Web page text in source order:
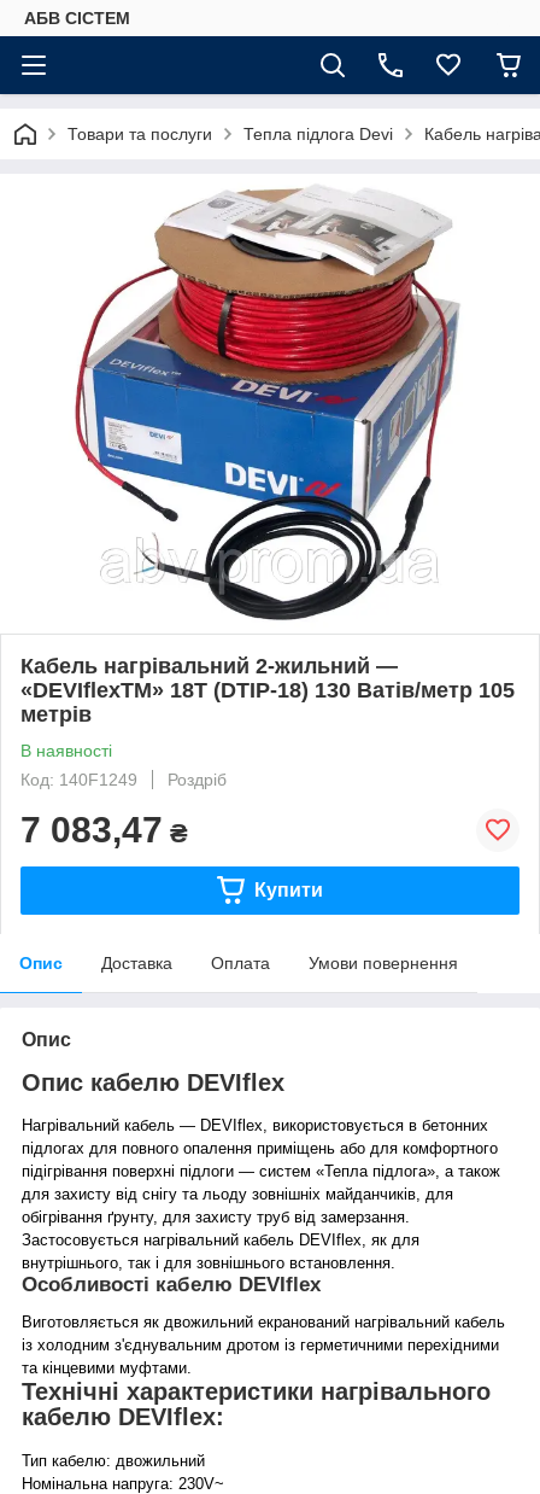
АБВ СІСТЕМ
Товари та послуги Тепла підлога Devi Кабель
Кабель нагрівальний 2-жильний —
«DEVIflexTM» 18T (DTIP-18) 130 Ватів/метр 105
метрів
В наявності
Код: 140F1249
Роздріб
7 083,47 ₴
Купити
Опис Доставка Оплата Умови повернення
Опис
Опис кабелю DEVIflex
Нагрівальний кабель — DEVIflex, використовується в бетонних
підлогах для повного опалення приміщень або для комфортного
підігрівання поверхні підлоги — систем «Тепла підлога», а також
для захисту від снігу та льоду зовнішніх майданчиків, для
обігрівання ґрунту, для захисту труб від замерзання.
Застосовується нагрівальний кабель DEVIflex, як для
внутрішнього, так і для зовнішнього встановлення.
Особливості кабелю DEVIflex
Виготовляється як двожильний екранований нагрівальний кабель
із холодним з'єднувальним дротом із герметичними перехідними
та кінцевими муфтами.
Технічні характеристики нагрівального
кабелю DEVIflex:
Тип кабелю: двожильний
Номінальна напруга: 230V~